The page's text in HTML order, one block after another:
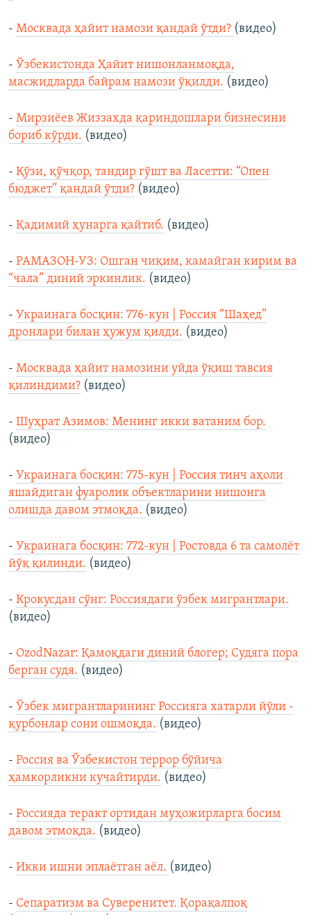
- Москвада ҳайит намози қандай ўтди? (видео)
- Ўзбекистонда Ҳайит нишонланмоқда,
масжидларда байрам намози ўқилди. (видео)
- Мирзиёев Жиззахда қариндошлари бизнесини
бориб кўрди. (видео)
- Қўзи, қўчқор, тандир гўшт ва Ласетти: “Опен
бюджет” қандай ўтди? (видео)
- Қадимий ҳунарга қайтиб. (видео)
- РАМАЗОН-УЗ: Ошган чиқим, камайган кирим ва
“чала” диний эркинлик. (видео)
- Украинага босқин: 776-кун | Россия “Шаҳед”
дронлари билан ҳужум қилди. (видео)
- Москвада ҳайит намозини уйда ўқиш тавсия
қилиндими? (видео)
- Шуҳрат Азимов: Менинг икки ватаним бор.
(видео)
- Украинага босқин: 775-кун | Россия тинч аҳоли
яшайдиган фуаролик объектларини нишонга
олишда давом этмоқда. (видео)
- Украинага босқин: 772-кун | Ростовда 6 та самолёт
йўқ қилинди. (видео)
- Крокусдан сўнг: Россиядаги ўзбек мигрантлари.
(видео)
- OzodNazar: Қамоқдаги диний блогер; Судяга пора
берган судя. (видео)
- Ўзбек мигрантларининг Россияга хатарли йўли -
қурбонлар сони ошмоқда. (видео)
- Россия ва Ўзбекистон террор бўйича
ҳамкорликни кучайтирди. (видео)
- Россияда теракт ортидан муҳожирларга босим
давом этмоқда. (видео)
- Икки ишни эплаётган аёл. (видео)
- Сепаратизм ва Суверенитет. Қорақалпоқ